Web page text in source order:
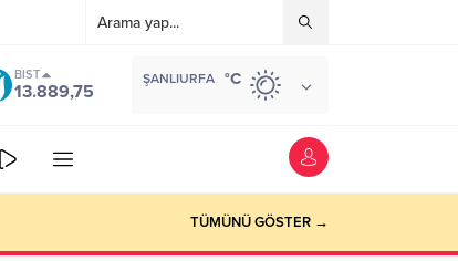
BIST
13.889,75
ŞANLIURFA °C
TÜMÜNÜ GÖSTER →